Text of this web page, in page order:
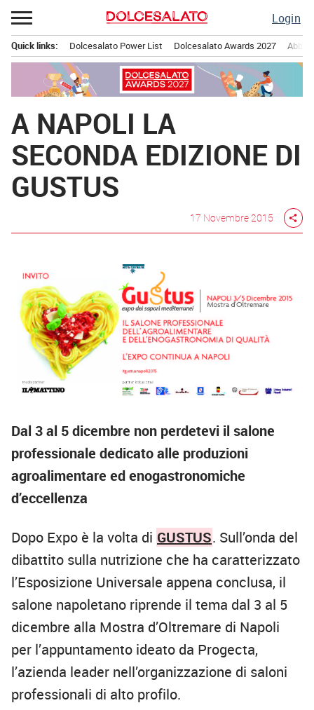
Passa
al
contenuto
Login
principale
Quick links: Dolcesalato Power List Dolcesalato Awards 2027
A NAPOLI LA
SECONDA EDIZIONE DI
GUSTUS
17 Novembre 2015 share
Dal 3 al 5 dicembre non perdetevi il salone
professionale dedicato alle produzioni
agroalimentare ed enogastronomiche
d’eccellenza
Dopo Expo è la volta di GUSTUS. Sull’onda del
dibattito sulla nutrizione che ha caratterizzato
l’Esposizione Universale appena conclusa, il
salone napoletano riprende il tema dal 3 al 5
dicembre alla Mostra d’Oltremare di Napoli
per l’appuntamento ideato da Progecta,
l’azienda leader nell’organizzazione di saloni
professionali di alto profilo.